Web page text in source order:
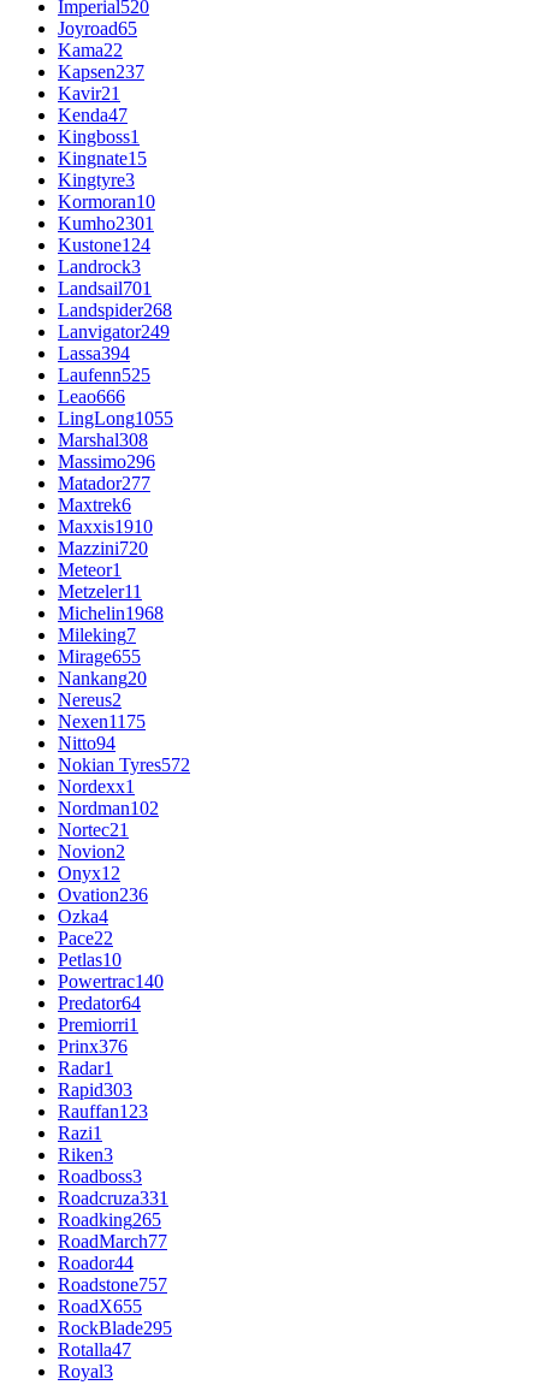
Imperial520
Joyroad65
Kama22
Kapsen237
Kavir21
Kenda47
Kingboss1
Kingnate15
Kingtyre3
Kormoran10
Kumho2301
Kustone124
Landrock3
Landsail701
Landspider268
Lanvigator249
Lassa394
Laufenn525
Leao666
LingLong1055
Marshal308
Massimo296
Matador277
Maxtrek6
Maxxis1910
Mazzini720
Meteor1
Metzeler11
Michelin1968
Mileking7
Mirage655
Nankang20
Nereus2
Nexen1175
Nitto94
Nokian Tyres572
Nordexx1
Nordman102
Nortec21
Novion2
Onyx12
Ovation236
Ozka4
Pace22
Petlas10
Powertrac140
Predator64
Premiorri1
Prinx376
Radar1
Rapid303
Rauffan123
Razi1
Riken3
Roadboss3
Roadcruza331
Roadking265
RoadMarch77
Roador44
Roadstone757
RoadX655
RockBlade295
Rotalla47
Royal3